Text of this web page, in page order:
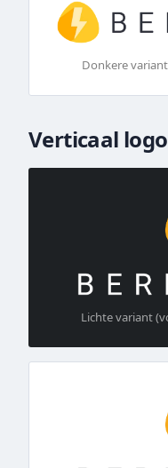
Donkere
Verticaal logo
Lichte variant